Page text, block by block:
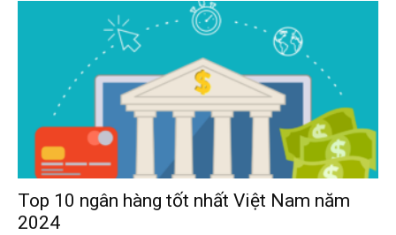
Top 10 ngân hàng tốt nhất Việt Nam năm
2024